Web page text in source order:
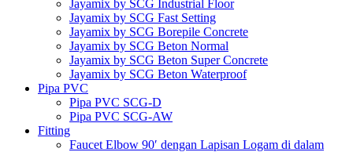
Jayamix by SCG Industrial Floor
Jayamix by SCG Fast Setting
Jayamix by SCG Borepile Concrete
Jayamix by SCG Beton Normal
Jayamix by SCG Beton Super Concrete
Jayamix by SCG Beton Waterproof
Pipa PVC
Pipa PVC SCG-D
Pipa PVC SCG-AW
Fitting
Faucet Elbow 90′ dengan Lapisan Logam di dalam